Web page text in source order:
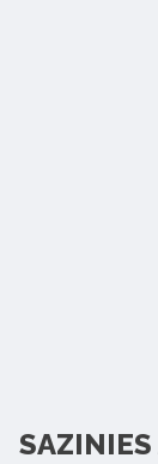
SAZINIES